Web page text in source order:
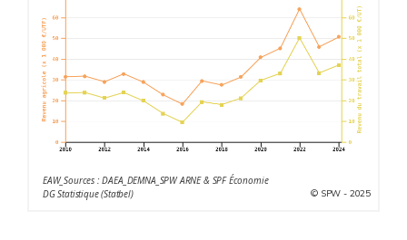
EAW_Sources : DAEA_DEMNA_SPW ARNE & SPF Économie
DG Statistique (Statbel)
© SPW - 2025